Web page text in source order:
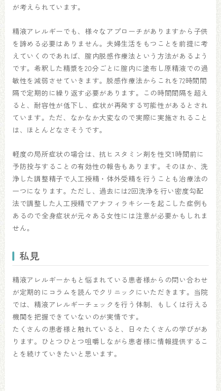
が考えられています。
精液アレルギーでも、様々なアプローチがありますから子供
を諦める必要はありません。夫婦生活をもつことを前提に考
えていくのであれば、腟内脱感作療法という方法があるよう
です。希釈した精漿を20分ごとに腟内に塗布し原精液での過
敏性を減弱させていきます。脱感作療法からこれを72時間間
隔で定期的に繰り返す必要があります。この時間間隔を超え
ると、耐容性が低下し、症状が再発する可能性があるとされ
ています。ただ、なかなか大変なので実際に実施されること
は、ほとんどなさそうです。
軽度の局所症状の場合は、抗ヒスタミン剤を性交1時間前に
予防投与することの有効性の報告もあります。そのほか、洗
浄した調整精子で人工授精・体外受精を行うことも治療法の
一つになります。ただし、過去には2回洗浄を行い密度勾配
法で調整した人工授精でアナフィラキシーを起こした症例も
あるので全身症状が元々ある女性には注意が必要かもしれま
せん。
私見
精液アレルギーかもと悩まれている患者様からの問い合わせ
が定期的にコラムを読んでクリニックにいただきます。当院
では、精液アレルギーチェックを行う体制、もしくは行える
機関を把握できていないのが実情です。
たくさんの患者様と触れていると、日々たくさんの学びがあ
ります。ひとつひとつ咀嚼しながら患者様に情報提供するこ
とを続けていきたいと思います。